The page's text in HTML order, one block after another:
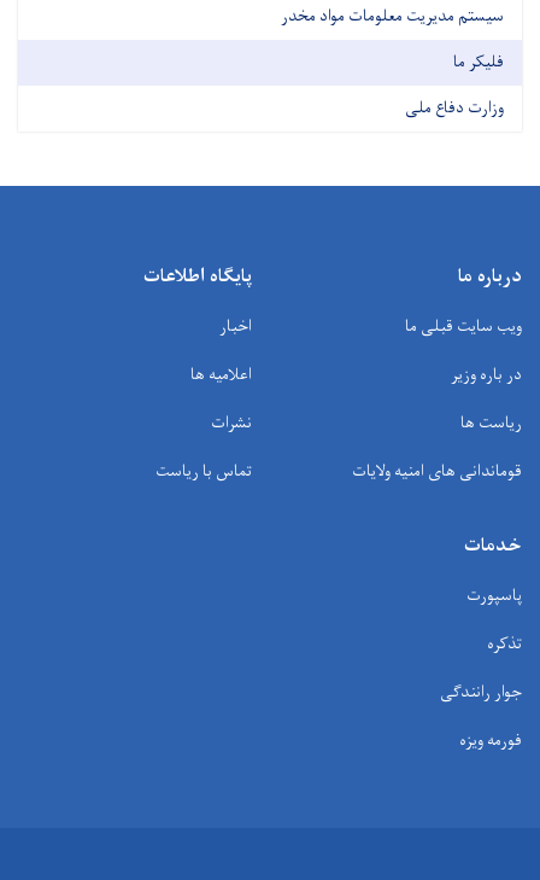
سیستم مدیریت معلومات مواد مخدر
فلیکر ما
وزارت دفاع ملی
درباره ما
ویب سایت قبلی ما
در باره وزیر
ریاست ها
قوماندانی های امنیه ولایات
پایگاه اطلاعات
اخبار
اعلامیه ها
نشرات
تماس با ریاست
خدمات
پاسپورت
تذکره
جوار رانندگی
فورمه ویزه